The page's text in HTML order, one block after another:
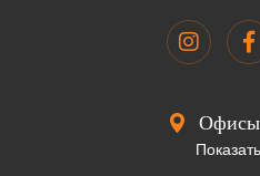
Офисы